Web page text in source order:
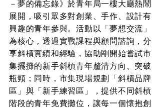
－夢的備忘錄》於青年局一樓大廳熱鬧
展開，吸引眾多對創業、手作、設計有
興趣的青年參與。活動以「夢想交流」
為核心，透過實戰課程與顧問諮詢，分
享斜槓實績和經驗，協助剛開始嘗試市
集擺攤的新手斜槓青年釐清方向、突破
瓶頸；同時，市集現場規劃「斜槓品牌
區」與「新手練習區」，提供不同斜槓
階段的青年免費攤位，讓每一個懷抱創